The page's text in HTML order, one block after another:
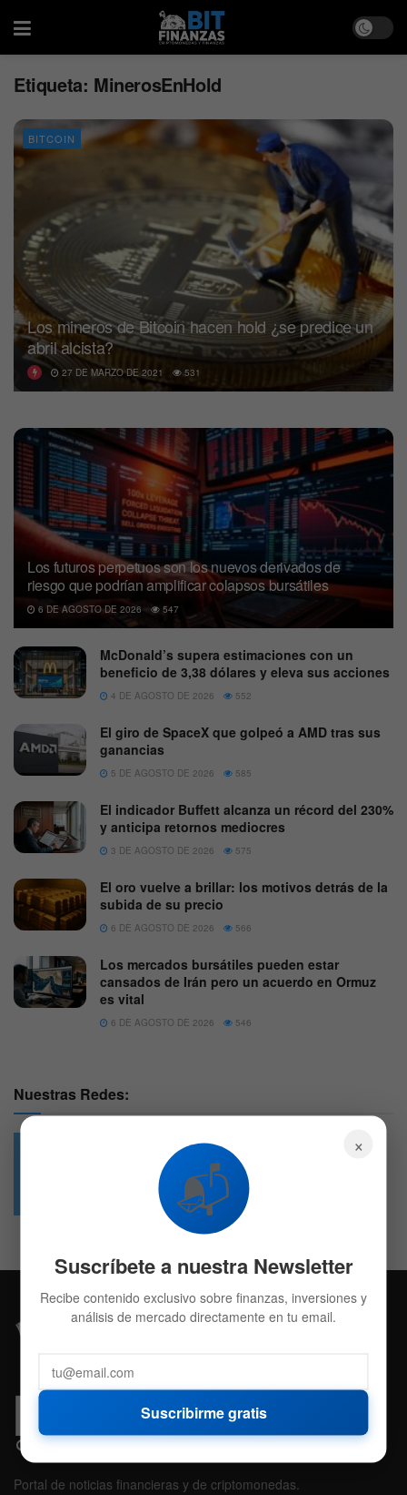
Etiqueta: MinerosEnHold
BITCOIN
Los mineros de Bitcoin hacen hold ¿se predice un
abril alcista?
27 DE MARZO DE 2021 531
Los futuros perpetuos son los nuevos derivados de
riesgo que podrían amplificar colapsos bursátiles
6 DE AGOSTO DE 2026 547
McDonald’s supera estimaciones con un
beneficio de 3,38 dólares y eleva sus acciones
4 DE AGOSTO DE 2026 552
El giro de SpaceX que golpeó a AMD tras sus
ganancias
5 DE AGOSTO DE 2026 585
El indicador Buffett alcanza un récord del 230%
y anticipa retornos mediocres
3 DE AGOSTO DE 2026 575
El oro vuelve a brillar: los motivos detrás de la
subida de su precio
6 DE AGOSTO DE 2026 566
Los mercados bursátiles pueden estar
cansados de Irán pero un acuerdo en Ormuz
es vital
6 DE AGOSTO DE 2026 546
Nuestras Redes:
4.7k
Followers
Portal de noticias financieras y de criptomonedas.
×
📬
Suscríbete a nuestra Newsletter
Recibe contenido exclusivo sobre finanzas, inversiones y
análisis de mercado directamente en tu email.
Suscribirme gratis